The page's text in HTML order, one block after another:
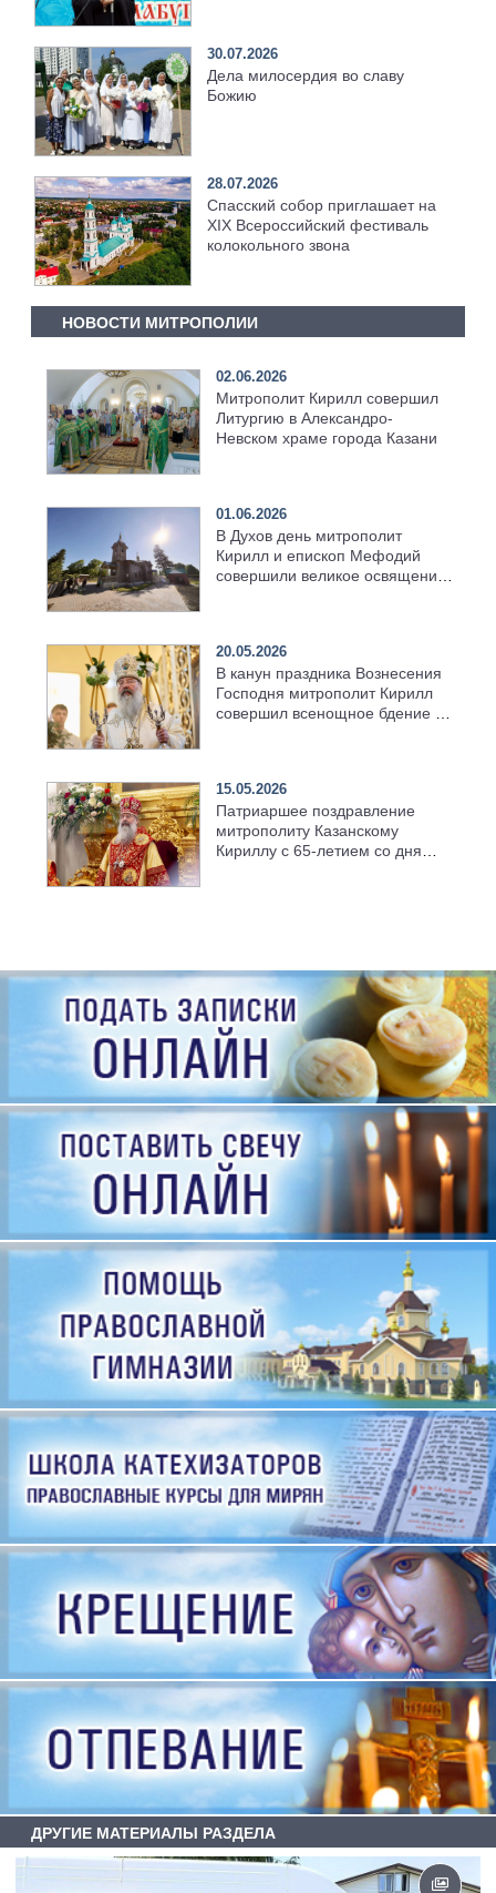
30.07.2026
Дела милосердия во славу
Божию
28.07.2026
Спасский собор приглашает на
XIX Всероссийский фестиваль
колокольного звона
НОВОСТИ МИТРОПОЛИИ
02.06.2026
Митрополит Кирилл совершил
Литургию в Александро-
Невском храме города Казани
01.06.2026
В Духов день митрополит
Кирилл и епископ Мефодий
совершили великое освящение
20.05.2026
В канун праздника Вознесения
Господня митрополит Кирилл
совершил всенощное бдение в
15.05.2026
Патриаршее поздравление
митрополиту Казанскому
Кириллу с 65-летием со дня
ДРУГИЕ МАТЕРИАЛЫ РАЗДЕЛА